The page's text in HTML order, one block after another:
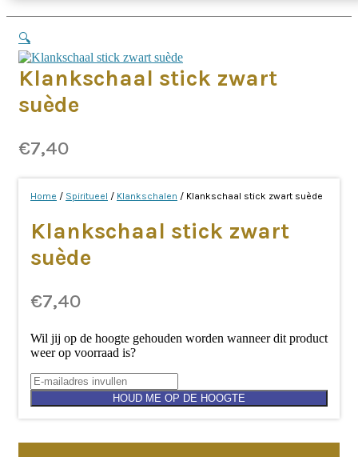
🔍
Klankschaal stick zwart
suède
€7,40
Home / Spiritueel / Klankschalen / Klankschaal stick zwart suède
Klankschaal stick zwart
suède
€7,40
Wil jij op de hoogte gehouden worden wanneer dit product
weer op voorraad is?
HOUD ME OP DE HOOGTE